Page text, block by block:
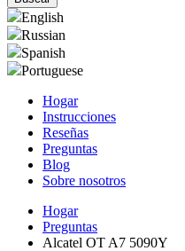
English
Russian
Spanish
Portuguese
Hogar
Instrucciones
Reseñas
Preguntas
Blog
Sobre nosotros
Hogar
Preguntas
Alcatel OT A7 5090Y